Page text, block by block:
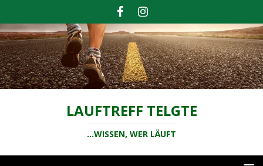
LAUFTREFF TELGTE
...WISSEN, WER LÄUFT